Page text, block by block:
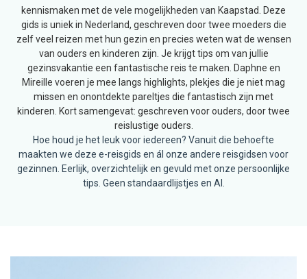
kennismaken met de vele mogelijkheden van Kaapstad. Deze
gids is uniek in Nederland, geschreven door twee moeders die
zelf veel reizen met hun gezin en precies weten wat de wensen
van ouders en kinderen zijn. Je krijgt tips om van jullie
gezinsvakantie een fantastische reis te maken. Daphne en
Mireille voeren je mee langs highlights, plekjes die je niet mag
missen en onontdekte pareltjes die fantastisch zijn met
kinderen. Kort samengevat: geschreven voor ouders, door twee
reislustige ouders.
Hoe houd je het leuk voor iedereen? Vanuit die behoefte
maakten we deze e-reisgids en ál onze andere reisgidsen voor
gezinnen . Eerlijk, overzichtelijk en gevuld met onze persoonlijke
tips. Geen standaardlijstjes en AI.